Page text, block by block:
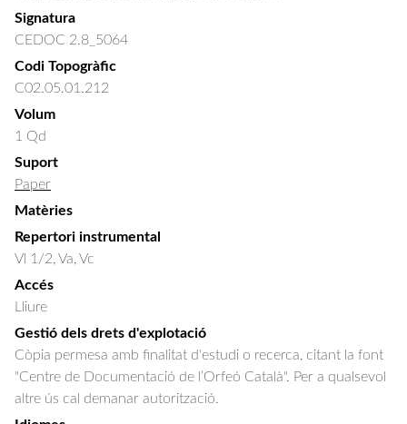
Signatura
CEDOC 2.8_5064
Codi Topogràfic
C02.05.01.212
Volum
1 Qd
Suport
Paper
Matèries
Repertori instrumental
Vl 1/2, Va, Vc
Accés
Lliure
Gestió dels drets d'explotació
Còpia permesa amb finalitat d'estudi o recerca, citant la font
"Centre de Documentació de l’Orfeó Català". Per a qualsevol
altre ús cal demanar autorització.